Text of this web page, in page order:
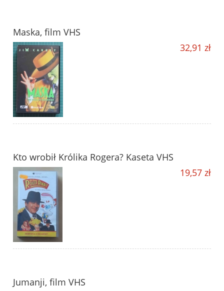
Maska, film VHS
32,91 zł
Kto wrobił Królika Rogera? Kaseta VHS
19,57 zł
Jumanji, film VHS